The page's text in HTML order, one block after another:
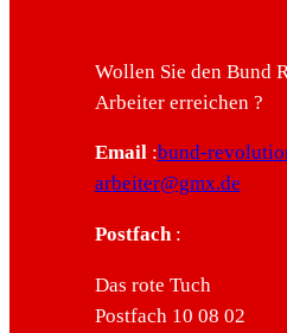
Wollen Sie den Bund
Arbeiter erreichen ?
Email:bund-
arbeiter@gmx.de
Postfach:
Das rote Tuch
Postfach 10 08 02